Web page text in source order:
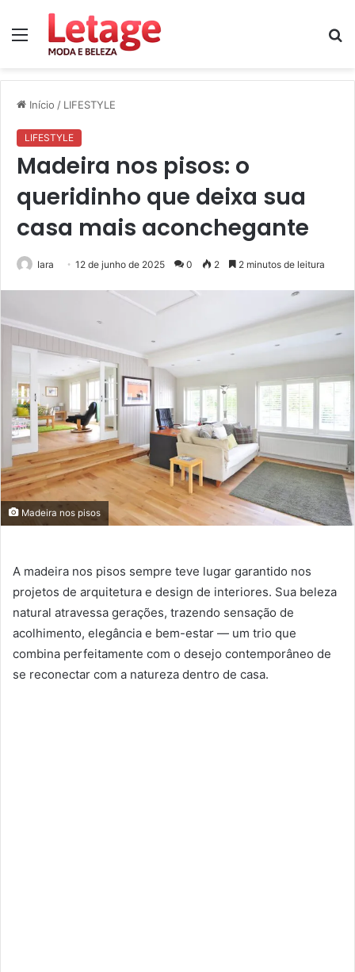
Menu
Início / LIFESTYLE
LIFESTYLE
Madeira nos pisos: o
queridinho que deixa sua
casa mais aconchegante
Iara 12 de junho de 2025 0 2 2 minutos de leitura
Madeira nos pisos
A madeira nos pisos sempre teve lugar garantido nos
projetos de arquitetura e design de interiores. Sua beleza
natural atravessa gerações, trazendo sensação de
acolhimento, elegância e bem-estar — um trio que
combina perfeitamente com o desejo contemporâneo de
se reconectar com a natureza dentro de casa.